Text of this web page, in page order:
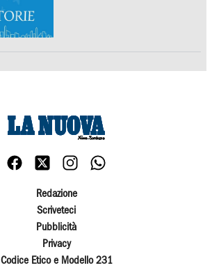
Redazione
Scriveteci
Pubblicità
Privacy
Codice Etico e Modello 231